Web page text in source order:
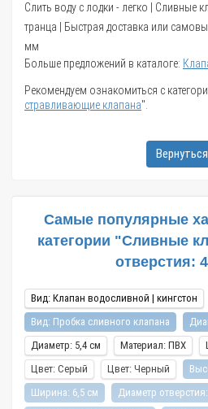
Слить воду с лодки - легко | Сливные
транца | Быстрая доставка или
мм
Больше предложений в каталоге:
Рекомендуем ознакомиться с
стравливающие клапана".
Вернуться
Самые популярные
категории "Сливные
отверстия:
Вид: Клапан водосливной | кингстон
Вид: Пробка сливного клапана
Диаметр: 5,4 см
Материал: ПВХ
Цвет: Серый
Цвет: Черный
Ширина: 6,5 см
Диаметр